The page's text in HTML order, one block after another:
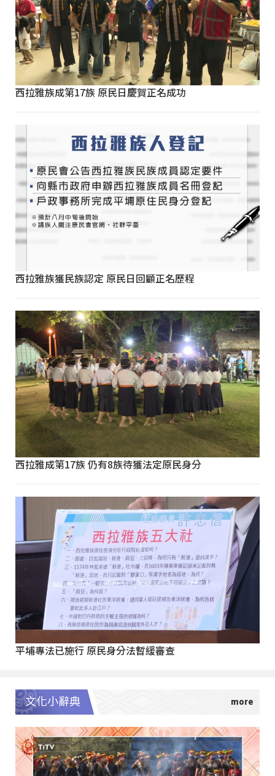
西拉雅族成第17族 原民日慶賀正名成功
西拉雅族獲民族認定 原民日回顧正名歷程
西拉雅成第17族 仍有8族待獲法定原民身分
平埔專法已施行 原民身分法暫緩審查
文化小辭典